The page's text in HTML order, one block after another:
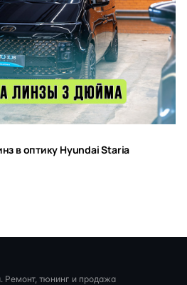
в оптику Hyundai Staria
Ремонт, тюнинг и продажа